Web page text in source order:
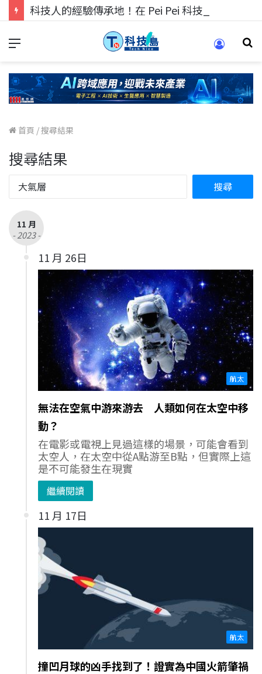
首頁 /搜尋結果
搜尋結果
11 月
- 2023 -
11 月 26日
航太
無法在空氣中游來游去 人類如何在太空中移
動？
在電影或電視上見過這樣的場景，可能會看到
太空人，在太空中從A點游至B點，但實際上這
是不可能發生在現實
繼續閱讀
11 月 17日
航太
撞凹月球的凶手找到了！證實為中國火箭肇禍